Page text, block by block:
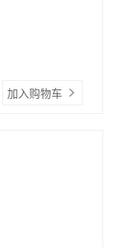
加入购物车